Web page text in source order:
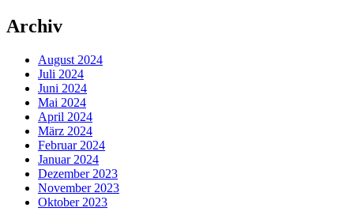
Archiv
August 2024
Juli 2024
Juni 2024
Mai 2024
April 2024
März 2024
Februar 2024
Januar 2024
Dezember 2023
November 2023
Oktober 2023